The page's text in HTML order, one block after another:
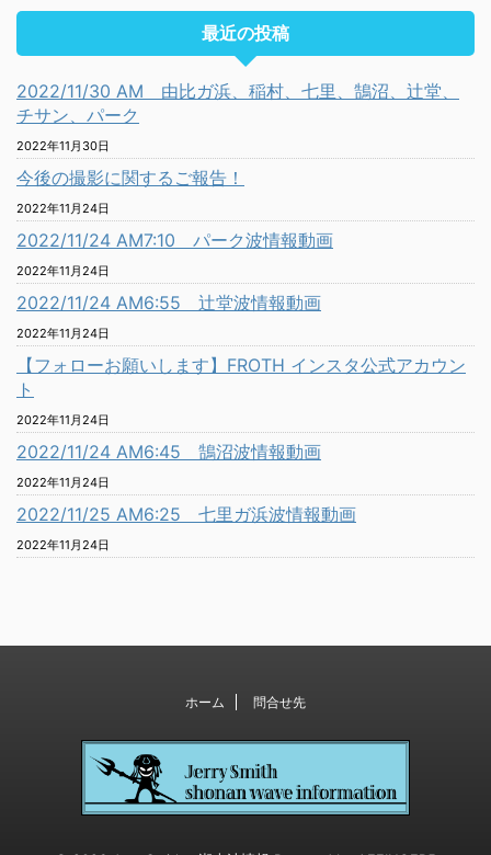
最近の投稿
2022/11/30 AM 由比ガ浜、稲村、七里、鵠沼、辻堂、
チサン、パーク
2022年11月30日
今後の撮影に関するご報告！
2022年11月24日
2022/11/24 AM7:10 パーク波情報動画
2022年11月24日
2022/11/24 AM6:55 辻堂波情報動画
2022年11月24日
【フォローお願いします】FROTH インスタ公式アカウン
ト
2022年11月24日
2022/11/24 AM6:45 鵠沼波情報動画
2022年11月24日
2022/11/25 AM6:25 七里ガ浜波情報動画
2022年11月24日
ホーム 問合せ先